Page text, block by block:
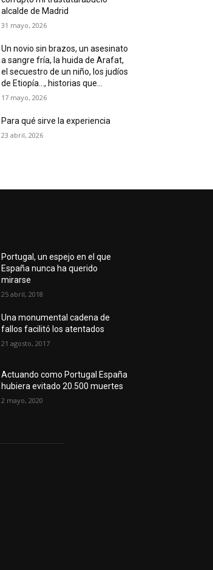
alcalde de Madrid
31 mayo, 2026
Un novio sin brazos, un asesinato
a sangre fría, la huida de Arafat,
el secuestro de un niño, los judíos
de Etiopía…, historias que...
17 mayo, 2026
Para qué sirve la experiencia
23 abril, 2026
Portugal, un espejo en el que
España nunca ha querido
mirarse
25 abril, 2018
Una monumental cadena de
fallos facilitó los atentados
21 agosto, 2017
Actuando como Portugal España
hubiera evitado 20.500 muertes
2 mayo, 2020